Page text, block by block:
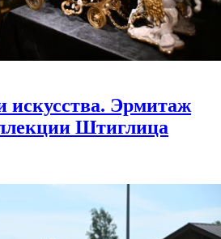
искусства. Эрмитаж
Штиглица